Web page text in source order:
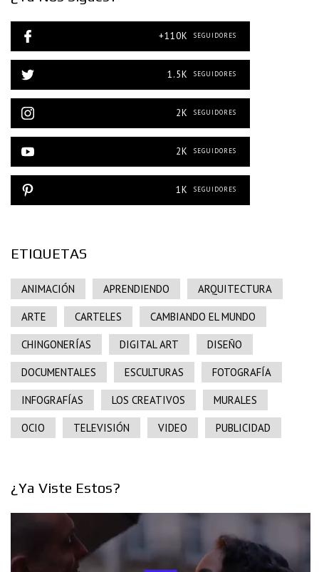
+110K SEGUIDORES
1.5K SEGUIDORES
2K SEGUIDORES
2K SEGUIDORES
1K SEGUIDORES
ETIQUETAS
ANIMACIÓN APRENDIENDO ARQUITECTURA
ARTE CARTELES CAMBIANDO EL MUNDO
CHINGONERÍAS DIGITAL ART DISEÑO
DOCUMENTALES ESCULTURAS FOTOGRAFÍA
INFOGRAFÍAS LOS CREATIVOS MURALES
OCIO TELEVISIÓN VIDEO PUBLICIDAD
¿Ya Viste Estos?